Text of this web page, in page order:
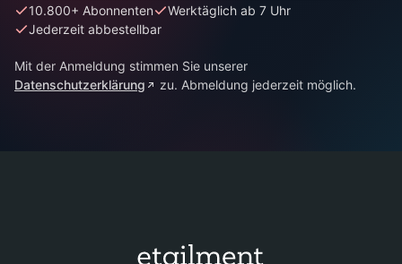
10.800+ Abonnenten
Werktäglich ab 7 Uhr
Jederzeit abbestellbar
Mit der Anmeldung stimmen Sie unserer
Datenschutzerklärung
zu. Abmeldung jederzeit möglich.